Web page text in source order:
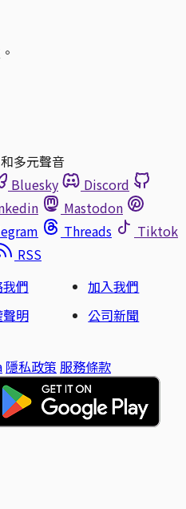
多元聲音
Bluesky
Discord
Mastodon
Threads
Tiktok
RSS
們
加入我們
明
公司新聞
隱私政策 服務條款